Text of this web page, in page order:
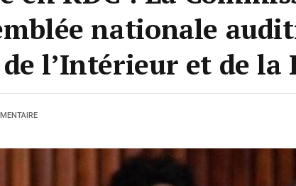
nationale
l’Intérieur et de la